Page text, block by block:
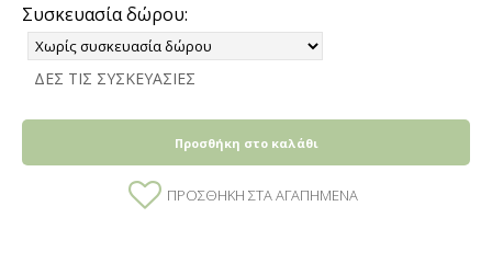
Συσκευασία δώρου:
ΔΕΣ ΤΙΣ ΣΥΣΚΕΥΑΣΙΕΣ
Προσθήκη στο καλάθι
ΠΡΟΣΘΉΚΗ ΣΤΑ ΑΓΑΠΗΜΈΝΑ